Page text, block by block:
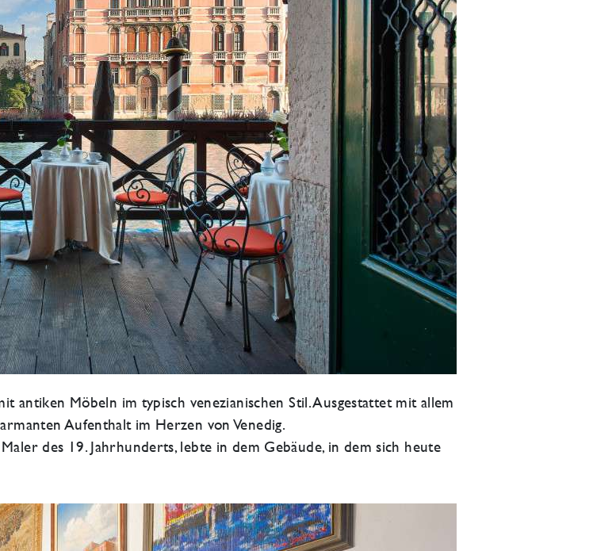
antiken Möbeln im typisch venezianischen Stil. Ausgestattet mit allem
Aufenthalt im Herzen von Venedig.
des 19. Jahrhunderts, lebte in dem Gebäude, in dem sich heute